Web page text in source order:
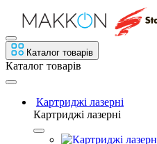
Каталог товарів
Каталог товарів
Картриджі лазерні
Картриджі лазерні